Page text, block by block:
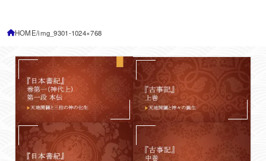
HOME img_9301-1024×768